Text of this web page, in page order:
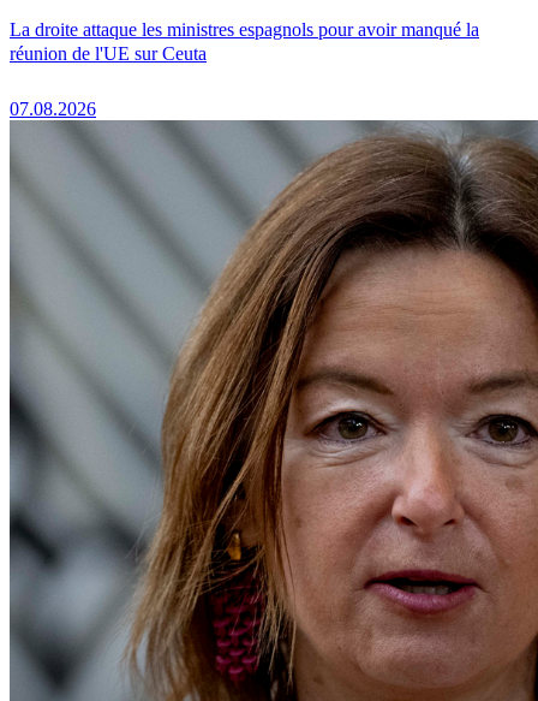
La droite attaque les ministres espagnols pour avoir manqué la
réunion de l'UE sur Ceuta
07.08.2026